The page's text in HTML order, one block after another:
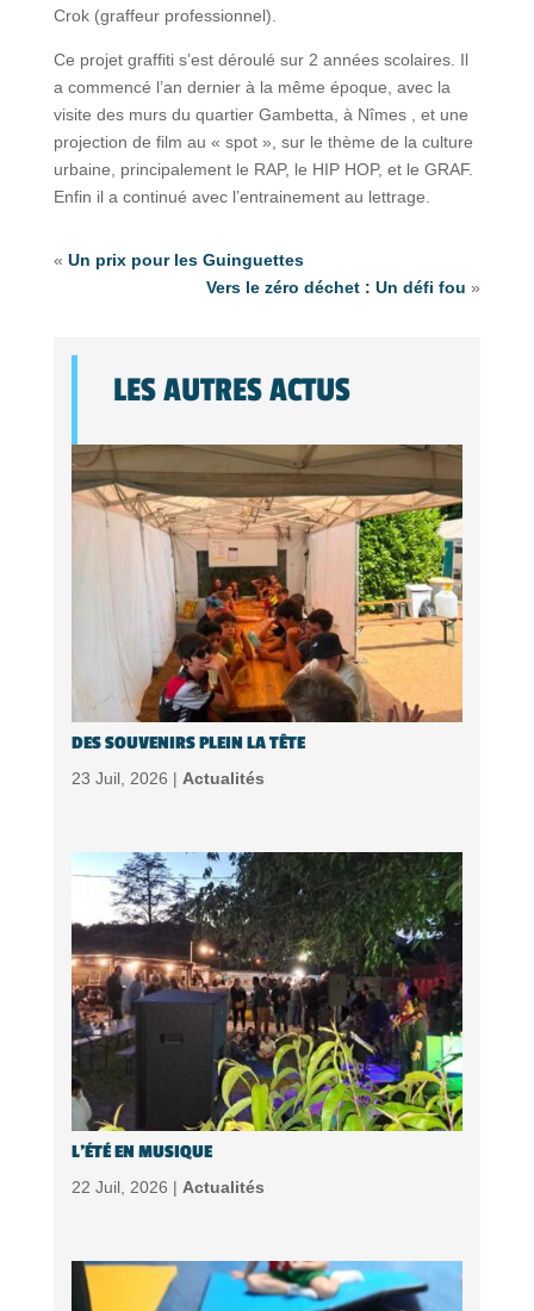
Crok (graffeur professionnel).
Ce projet graffiti s’est déroulé sur 2 années scolaires. Il
a commencé l’an dernier à la même époque, avec la
visite des murs du quartier Gambetta, à Nîmes , et une
projection de film au « spot », sur le thème de la culture
urbaine, principalement le RAP, le HIP HOP, et le GRAF.
Enfin il a continué avec l’entrainement au lettrage.
« Un prix pour les Guinguettes
Vers le zéro déchet : Un défi fou »
LES AUTRES ACTUS
DES SOUVENIRS PLEIN LA TÊTE
23 Juil, 2026 | Actualités
L’ÉTÉ EN MUSIQUE
22 Juil, 2026 | Actualités